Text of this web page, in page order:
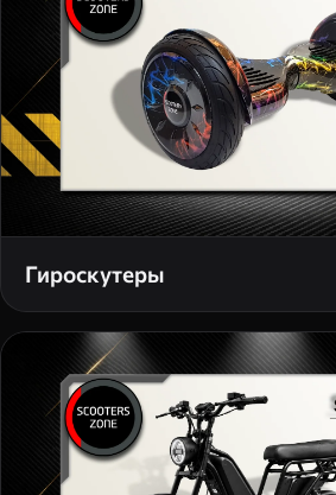
Гироскутеры